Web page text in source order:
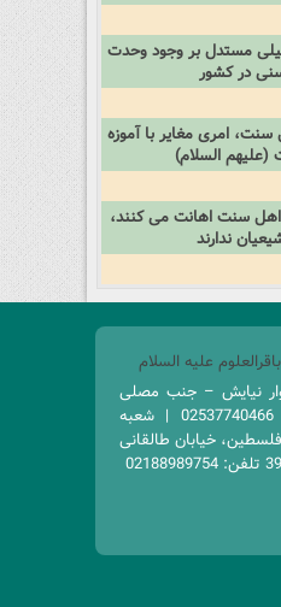
مستدل بر وجود وحدت
در کشور
امری مغایر با آموزه
السلام)
سنت اهانت می کنند،
ندارند
علیه السلام
نیایش – جنب مصلی
قدس تلفن: 02537740466 | شعبه
خیابان طالقانی